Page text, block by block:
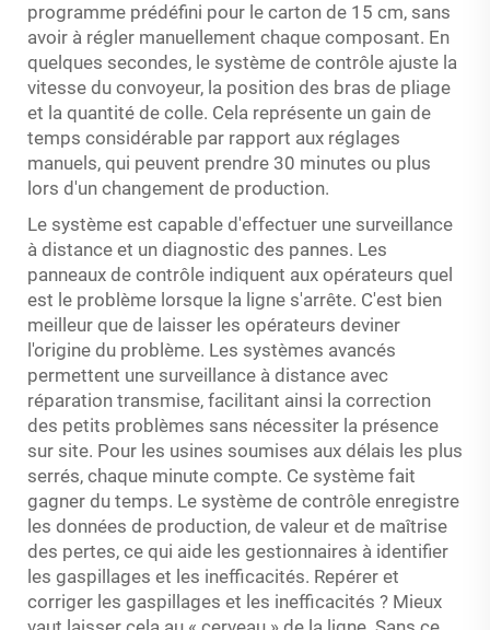
programme prédéfini pour le carton de 15 cm, sans
avoir à régler manuellement chaque composant. En
quelques secondes, le système de contrôle ajuste la
vitesse du convoyeur, la position des bras de pliage
et la quantité de colle. Cela représente un gain de
temps considérable par rapport aux réglages
manuels, qui peuvent prendre 30 minutes ou plus
lors d'un changement de production.
Le système est capable d'effectuer une surveillance
à distance et un diagnostic des pannes. Les
panneaux de contrôle indiquent aux opérateurs quel
est le problème lorsque la ligne s'arrête. C'est bien
meilleur que de laisser les opérateurs deviner
l'origine du problème. Les systèmes avancés
permettent une surveillance à distance avec
réparation transmise, facilitant ainsi la correction
des petits problèmes sans nécessiter la présence
sur site. Pour les usines soumises aux délais les plus
serrés, chaque minute compte. Ce système fait
gagner du temps. Le système de contrôle enregistre
les données de production, de valeur et de maîtrise
des pertes, ce qui aide les gestionnaires à identifier
les gaspillages et les inefficacités. Repérer et
corriger les gaspillages et les inefficacités ? Mieux